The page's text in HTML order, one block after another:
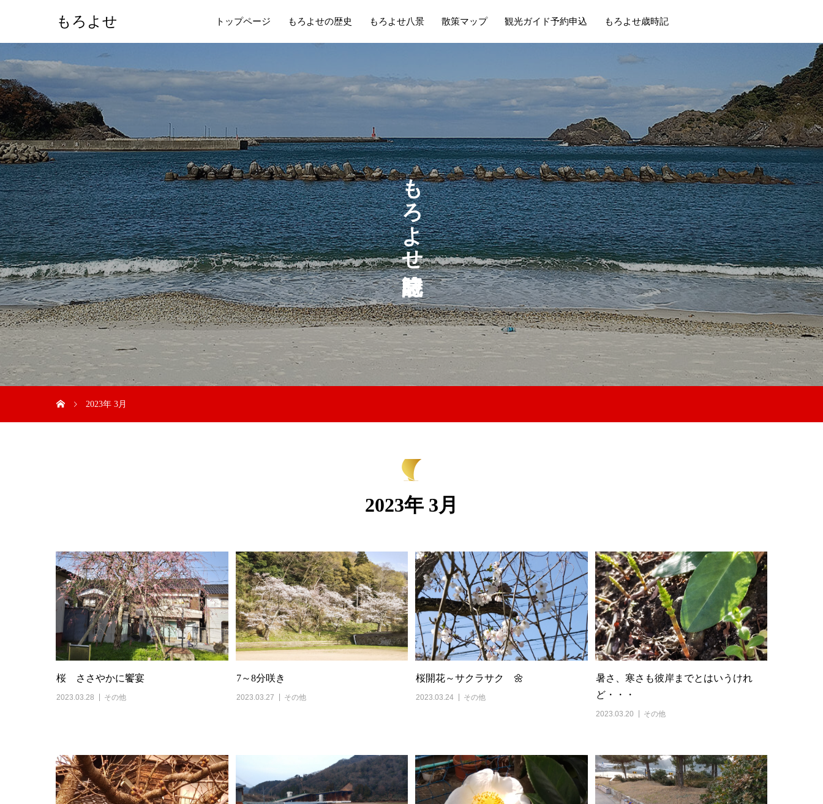
もろよせ トップページ もろよせの歴史 もろよせ八景 散策マップ 観光ガイド予約申込 もろよせ歳時記
も
ろ
よ
せ
2023年 3月
2023年 3月
桜 ささやかに饗宴
2023.03.28 その他
7～8分咲き
2023.03.27 その他
桜開花～サクラサク 🌼
2023.03.24 その他
暑さ、寒さも彼岸までとはいうけれ
ど・・・
2023.03.20 その他